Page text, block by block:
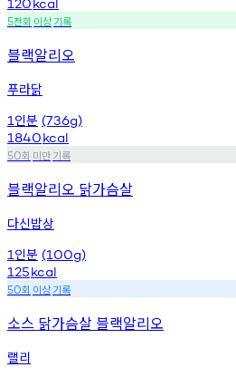
5천회 이상기록
블랙알리오
푸라닭
1 인분 (736g)
1840kcal
50회 미만기록
블랙알리오 닭가슴살
다신밥상
1 인분 (100g)
125kcal
50회 이상기록
소스 닭가슴살 블랙알리오
랠리